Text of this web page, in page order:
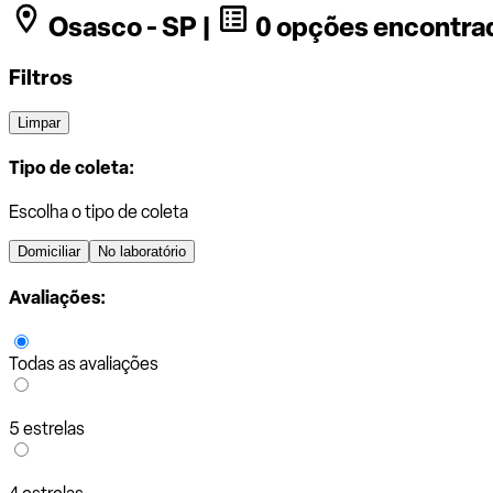
Osasco - SP | 0 opções
Filtros
Limpar
Tipo de coleta:
Escolha o tipo de coleta
Domiciliar No laboratório
Avaliações:
Todas as avaliações
5 estrelas